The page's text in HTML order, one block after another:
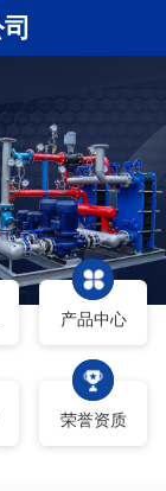
产品中心
荣誉资质